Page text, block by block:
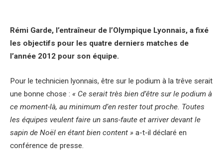
Rémi Garde, l’entraîneur de l’Olympique Lyonnais, a fixé
les objectifs pour les quatre derniers matches de
l’année 2012 pour son équipe.
Pour le technicien lyonnais, être sur le podium à la trêve serait
une bonne chose : « Ce serait très bien d’être sur le podium à
ce moment-là, au minimum d’en rester tout proche. Toutes
les équipes veulent faire un sans-faute et arriver devant le
sapin de Noël en étant bien content » a-t-il déclaré en
conférence de presse.